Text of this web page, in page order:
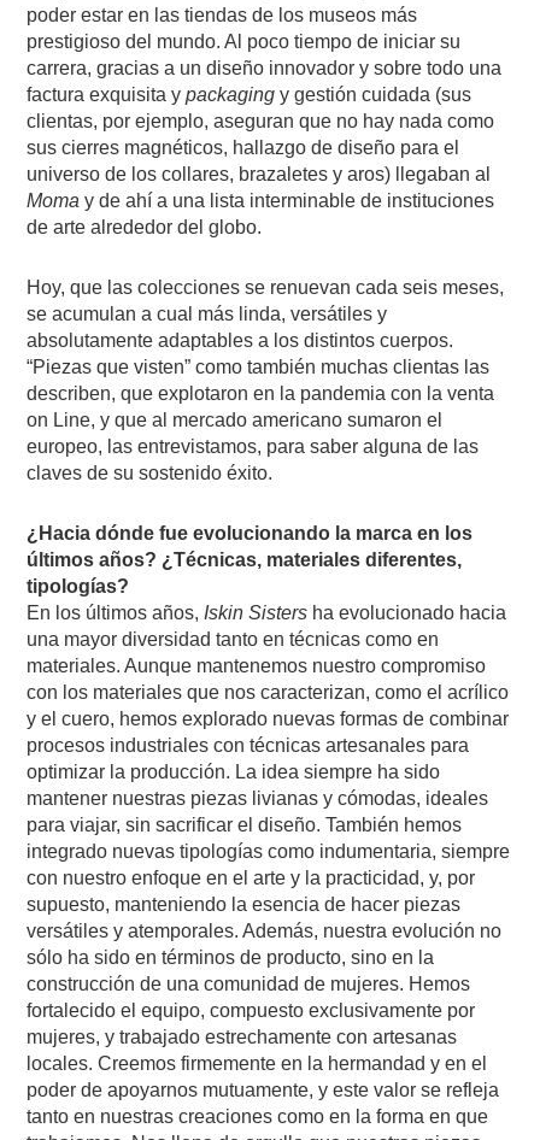
poder estar en las tiendas de los museos más
prestigioso del mundo. Al poco tiempo de iniciar su
carrera, gracias a un diseño innovador y sobre todo una
factura exquisita ypackaging y gestión cuidada (sus
clientas, por ejemplo, aseguran que no hay nada como
sus cierres magnéticos, hallazgo de diseño para el
universo de los collares, brazaletes y aros) llegaban al
Moma y de ahí a una lista interminable de instituciones
de arte alrededor del globo.
Hoy, que las colecciones se renuevan cada seis meses,
se acumulan a cual más linda, versátiles y
absolutamente adaptables a los distintos cuerpos.
“Piezas que visten” como también muchas clientas las
describen, que explotaron en la pandemia con la venta
on Line, y que al mercado americano sumaron el
europeo, las entrevistamos, para saber alguna de las
claves de su sostenido éxito.
¿Hacia dónde fue evolucionando la marca en los
últimos años? ¿Técnicas, materiales diferentes,
tipologías?
En los últimos años, Iskin Sisters ha evolucionado hacia
una mayor diversidad tanto en técnicas como en
materiales. Aunque mantenemos nuestro compromiso
con los materiales que nos caracterizan, como el acrílico
y el cuero, hemos explorado nuevas formas de combinar
procesos industriales con técnicas artesanales para
optimizar la producción. La idea siempre ha sido
mantener nuestras piezas livianas y cómodas, ideales
para viajar, sin sacrificar el diseño. También hemos
integrado nuevas tipologías como indumentaria, siempre
con nuestro enfoque en el arte y la practicidad, y, por
supuesto, manteniendo la esencia de hacer piezas
versátiles y atemporales. Además, nuestra evolución no
sólo ha sido en términos de producto, sino en la
construcción de una comunidad de mujeres. Hemos
fortalecido el equipo, compuesto exclusivamente por
mujeres, y trabajado estrechamente con artesanas
locales. Creemos firmemente en la hermandad y en el
poder de apoyarnos mutuamente, y este valor se refleja
tanto en nuestras creaciones como en la forma en que